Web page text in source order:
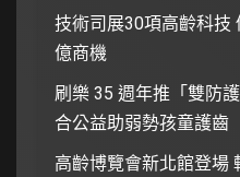
技術司展30項高齡科技
億商機
刷樂 35 週年推「雙防
合公益助弱勢孩童護齒
高齡博覽會新北館登場